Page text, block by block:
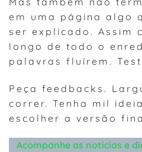
em uma página algo
ser explicado. Assim
longo de todo o
palavras fluírem.
Peça feedbacks.
correr. Tenha mil
escolher a versão
Acompanhe as noticias e